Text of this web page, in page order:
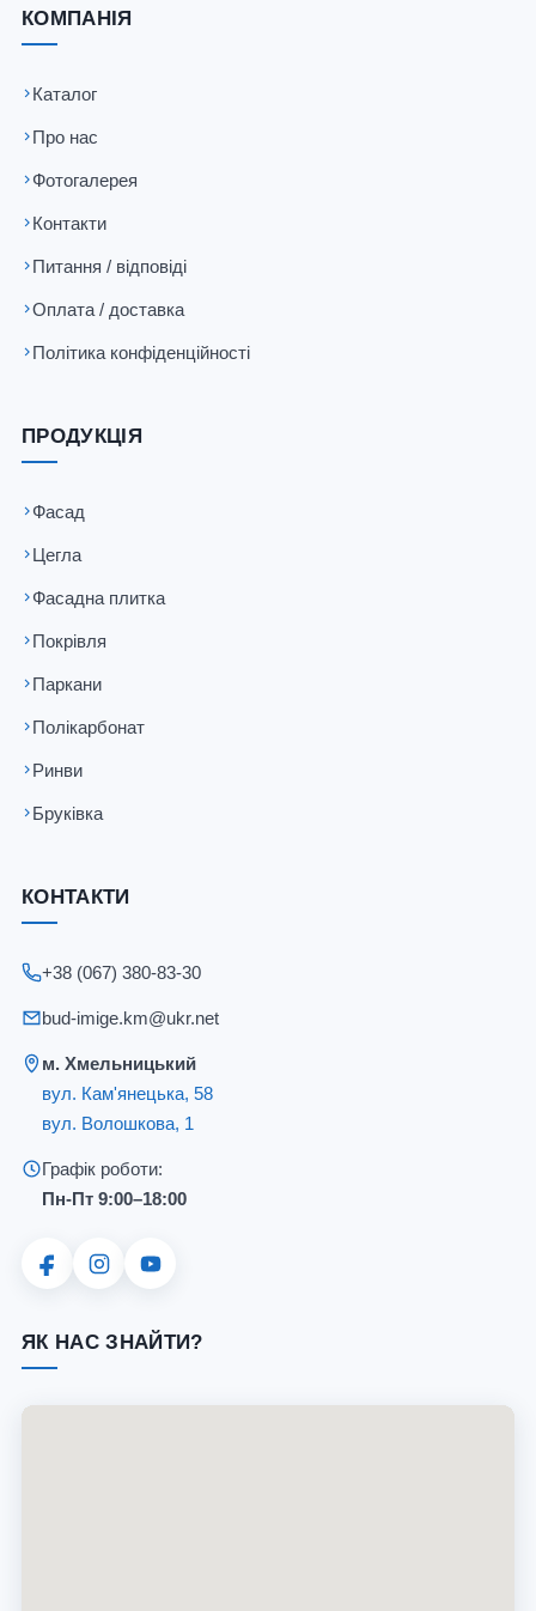
КОМПАНІЯ
Каталог
Про нас
Фотогалерея
Контакти
Питання / відповіді
Оплата / доставка
Політика конфіденційності
ПРОДУКЦІЯ
Фасад
Цегла
Фасадна плитка
Покрівля
Паркани
Полікарбонат
Ринви
Бруківка
КОНТАКТИ
+38 (067) 380-83-30
bud-imige.km@ukr.net
м. Хмельницький
вул. Кам'янецька, 58
вул. Волошкова, 1
Графік роботи:
Пн-Пт 9:00–18:00
ЯК НАС ЗНАЙТИ?